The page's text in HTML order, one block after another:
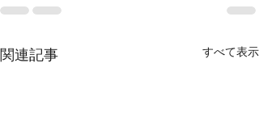
関連記事 すべて表示